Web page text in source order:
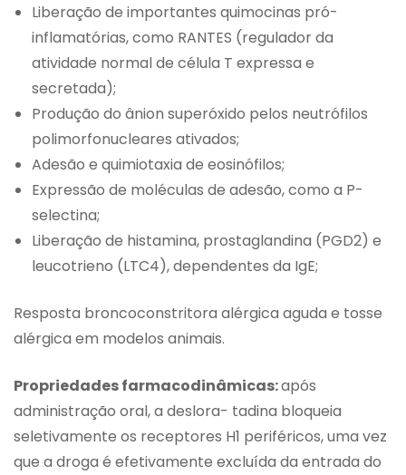
Liberação de importantes quimocinas pró-
inflamatórias, como RANTES (regulador da
atividade normal de célula T expressa e
secretada);
Produção do ânion superóxido pelos neutrófilos
polimorfonucleares ativados;
Adesão e quimiotaxia de eosinófilos;
Expressão de moléculas de adesão, como a P-
selectina;
Liberação de histamina, prostaglandina (PGD2) e
leucotrieno (LTC4), dependentes da IgE;
Resposta broncoconstritora alérgica aguda e tosse
alérgica em modelos animais.
Propriedades farmacodinâmicas:após
administração oral, a deslora- tadina bloqueia
seletivamente os receptores H1 periféricos, uma vez
que a droga é efetivamente excluída da entrada do